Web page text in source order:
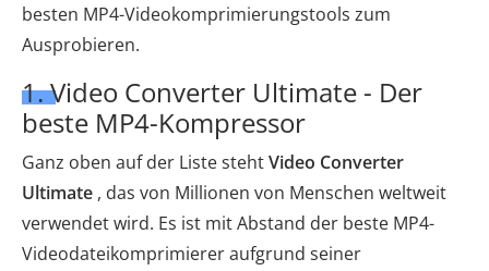
besten MP4-Videokomprimierungstools zum
Ausprobieren.
1. Video Converter Ultimate - Der
beste MP4-Kompressor
Ganz oben auf der Liste stehtVideo Converter
Ultimate , das von Millionen von Menschen weltweit
verwendet wird. Es ist mit Abstand der beste MP4-
Videodateikomprimierer aufgrund seiner